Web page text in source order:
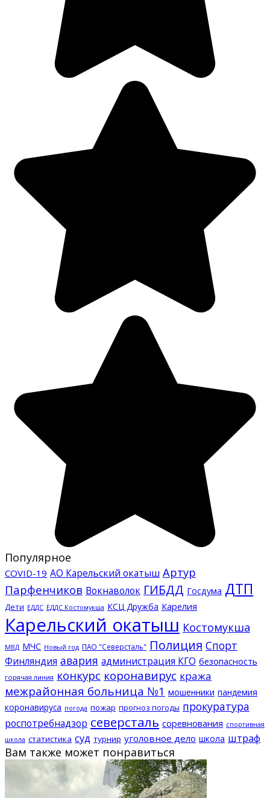
Популярное
COVID-19 АО Карельский окатыш Артур
Парфенчиков Вокнаволок ГИБДД Госдума ДТП
Дети ЕДДС ЕДДС Костомукша КСЦ Дружба Карелия
Карельский окатыш Костомукша
МВД МЧС Новый год ПАО "Северсталь" Полиция Спорт
Финляндия авария администрация КГО безопасность
горячая линия конкурс коронавирус кража
межрайонная больница №1 мошенники пандемия
коронавируса погода пожар прогноз погоды прокуратура
роспотребнадзор северсталь соревнования спортивная
школа статистика суд турнир уголовное дело школа штраф
Вам также может понравиться